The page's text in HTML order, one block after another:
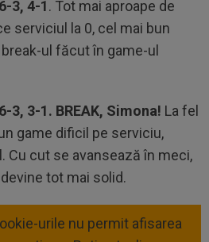
3, 4-1. Tot mai aproape de
serviciul la 0, cel mai bun
ul făcut în game-ul
3, 3-1. BREAK, Simona! La fel
game dificil pe serviciu,
Cu cut se avansează în meci,
tot mai solid.
urile nu permit afisarea